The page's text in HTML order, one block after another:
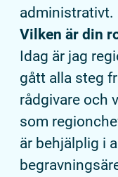
administrativt.
Vilken är din
Idag är jag
gått alla steg
rådgivare och
som
är behjälplig i